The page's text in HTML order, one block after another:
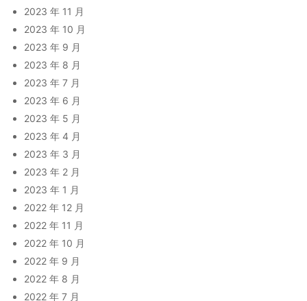
2023 年 11 月
2023 年 10 月
2023 年 9 月
2023 年 8 月
2023 年 7 月
2023 年 6 月
2023 年 5 月
2023 年 4 月
2023 年 3 月
2023 年 2 月
2023 年 1 月
2022 年 12 月
2022 年 11 月
2022 年 10 月
2022 年 9 月
2022 年 8 月
2022 年 7 月